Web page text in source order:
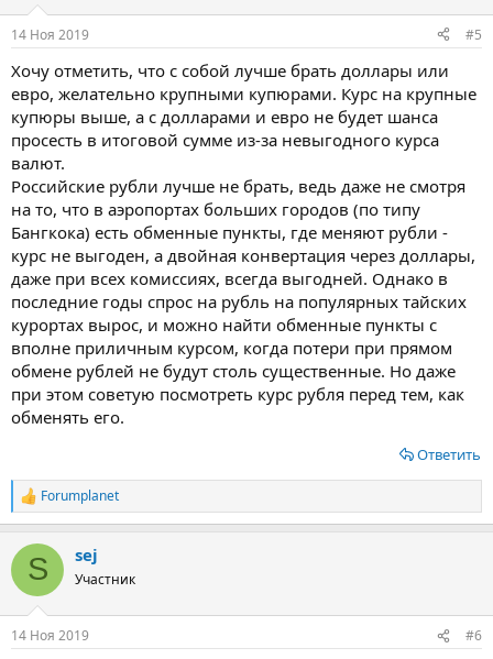
14 Ноя 2019 #5
Хочу отметить, что с собой лучше брать доллары или
евро, желательно крупными купюрами. Курс на крупные
купюры выше, а с долларами и евро не будет шанса
просесть в итоговой сумме из-за невыгодного курса
валют.
Российские рубли лучше не брать, ведь даже не смотря
на то, что в аэропортах больших городов (по типу
Бангкока) есть обменные пункты, где меняют рубли -
курс не выгоден, а двойная конвертация через доллары,
даже при всех комиссиях, всегда выгодней. Однако в
последние годы спрос на рубль на популярных тайских
курортах вырос, и можно найти обменные пункты с
вполне приличным курсом, когда потери при прямом
обмене рублей не будут столь существенные. Но даже
при этом советую посмотреть курс рубля перед тем, как
обменять его.
Ответить
Р
е
к
и
Forumplanet
S sej
Участник
14 Ноя 2019 #6